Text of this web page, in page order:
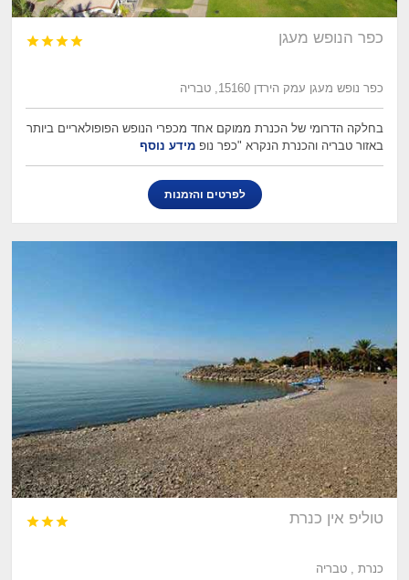
כפר הנופש מעגן 



כפר נופש מעגן עמק הירדן 15160, טבריה
בחלקה הדרומי של הכנרת ממוקם אחד מכפרי הנופש הפופולאריים ביותר
באזור טבריה והכנרת הנקרא "כפר נופמידע נוסף
לפרטים והזמנות
טוליפ אין כנרת 


כנרת , טבריה